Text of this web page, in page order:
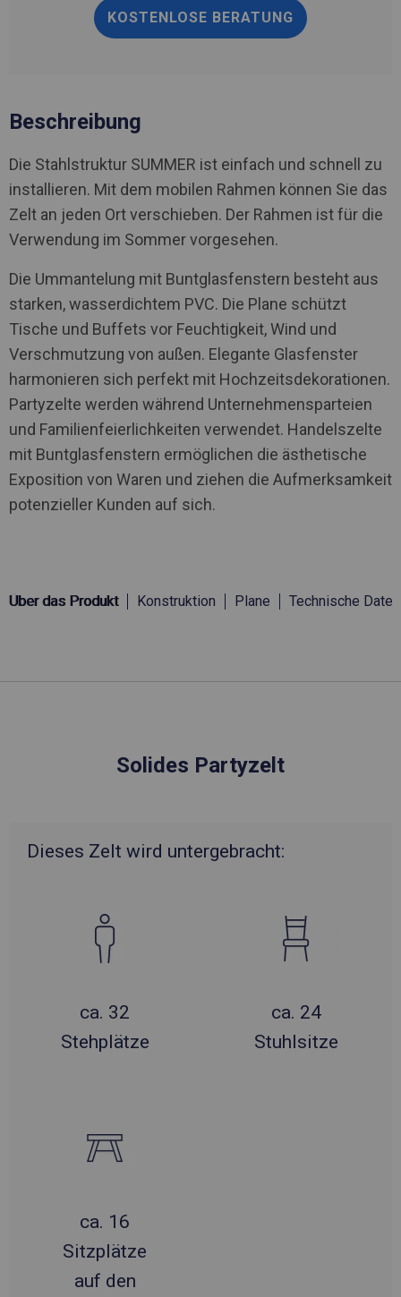
KOSTENLOSE BERATUNG
Beschreibung
Die Stahlstruktur SUMMER ist einfach und schnell zu
installieren. Mit dem mobilen Rahmen können Sie das
Zelt an jeden Ort verschieben. Der Rahmen ist für die
Verwendung im Sommer vorgesehen.
Die Ummantelung mit Buntglasfenstern besteht aus
starken, wasserdichtem PVC. Die Plane schützt
Tische und Buffets vor Feuchtigkeit, Wind und
Verschmutzung von außen. Elegante Glasfenster
harmonieren sich perfekt mit Hochzeitsdekorationen.
Partyzelte werden während Unternehmensparteien
und Familienfeierlichkeiten verwendet. Handelszelte
mit Buntglasfenstern ermöglichen die ästhetische
Exposition von Waren und ziehen die Aufmerksamkeit
potenzieller Kunden auf sich.
Über das Produkt Konstruktion Plane Technische Daten
Solides Partyzelt
Dieses Zelt wird untergebracht:
ca. 32
Stehplätze
ca. 24
Stuhlsitze
ca. 16
Sitzplätze
auf den